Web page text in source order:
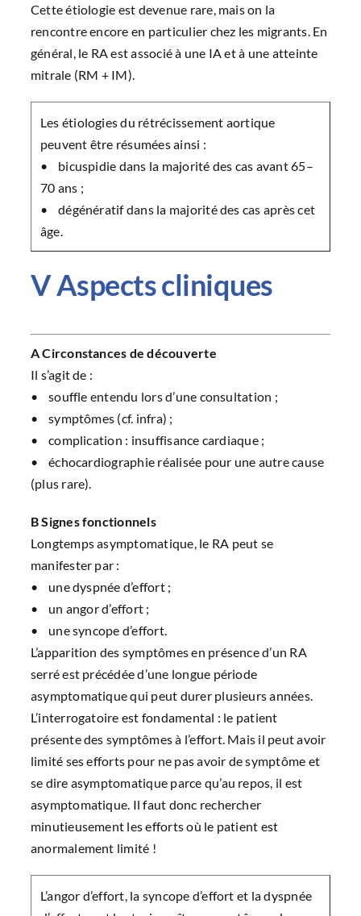
Cette étiologie est devenue rare, mais on la
rencontre encore en particulier chez les migrants. En
général, le RA est associé à une IA et à une atteinte
mitrale (RM + IM).
Les étiologies du rétrécissement aortique
peuvent être résumées ainsi :
• bicuspidie dans la majorité des cas avant 65–
70 ans ;
• dégénératif dans la majorité des cas après cet
âge.
V Aspects cliniques
A Circonstances de découverte
Il s’agit de :
• souffle entendu lors d’une consultation ;
• symptômes (cf. infra) ;
• complication : insuffisance cardiaque ;
• échocardiographie réalisée pour une autre cause
(plus rare).
B Signes fonctionnels
Longtemps asymptomatique, le RA peut se
manifester par :
• une dyspnée d’effort ;
• un angor d’effort ;
• une syncope d’effort.
L’apparition des symptômes en présence d’un RA
serré est précédée d’une longue période
asymptomatique qui peut durer plusieurs années.
L’interrogatoire est fondamental : le patient
présente des symptômes à l’effort. Mais il peut avoir
limité ses efforts pour ne pas avoir de symptôme et
se dire asymptomatique parce qu’au repos, il est
asymptomatique. Il faut donc rechercher
minutieusement les efforts où le patient est
anormalement limité !
L’angor d’effort, la syncope d’effort et la dyspnée